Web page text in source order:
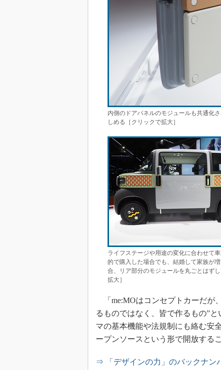
内側のドアパネルのモジュールも共通化
しめる［クリックで拡大］
ライフステージや用途の変化に合わせて
的で購入した場合でも、結婚して家族が
合、リア部分のモジュールを丸ごとはず
拡大］
「me:MOはコンセプトカーだが
るものではなく、皆で作るもの”
マの基本機能や法規制にも絡む安
ープンソースという形で開放する
⇒ 「デザインの力」のバックナン